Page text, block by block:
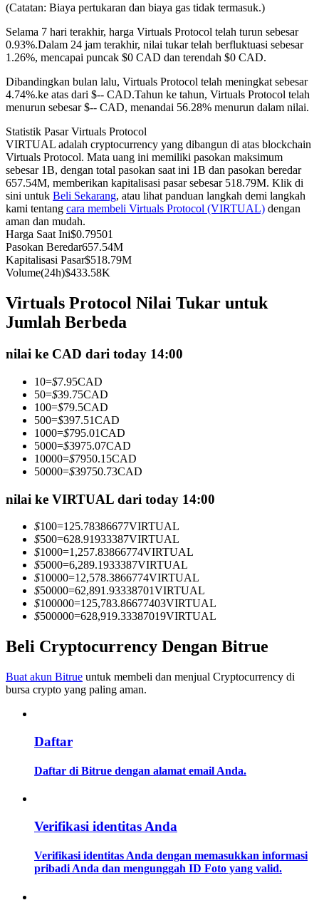
USDC Berjangka
Kontrak berjangka menggunakan USDC sebagai jaminannya
Copy Trading
Bergabunglah dengan pedagang top
Menjadi Pedagang Salinan
Nikmati pembagian keuntungan dan komisi copy trading
Informasi
Analisis data besar termasuk info perdagangan, dll.
(Catatan: Biaya pertukaran dan biaya gas tidak termasuk.)
Selama 7 hari terakhir, harga Virtuals Protocol telah turun sebesar
0.93%.Dalam 24 jam terakhir, nilai tukar telah berfluktuasi sebesar
1.26%, mencapai puncak $0 CAD dan terendah $0 CAD.
Dibandingkan bulan lalu, Virtuals Protocol telah meningkat sebesar
4.74%.ke atas dari $-- CAD.Tahun ke tahun, Virtuals Protocol telah
menurun sebesar $-- CAD, menandai 56.28% menurun dalam nilai.
Statistik Pasar Virtuals Protocol
VIRTUAL adalah cryptocurrency yang dibangun di atas blockchain
Virtuals Protocol. Mata uang ini memiliki pasokan maksimum
sebesar 1B, dengan total pasokan saat ini 1B dan pasokan beredar
657.54M, memberikan kapitalisasi pasar sebesar 518.79M. Klik di
sini untuk Beli Sekarang, atau lihat panduan langkah demi langkah
kami tentang cara membeli Virtuals Protocol (VIRTUAL) dengan
aman dan mudah.
Harga Saat Ini$0.79501
Pasokan Beredar657.54M
Kapitalisasi Pasar$518.79M
Volume(24h)$433.58K
Virtuals Protocol Nilai Tukar untuk
Jumlah Berbeda
nilai ke CAD dari today 14:00
10=$7.95CAD
50=$39.75CAD
100=$79.5CAD
500=$397.51CAD
1000=$795.01CAD
5000=$3975.07CAD
10000=$7950.15CAD
50000=$39750.73CAD
nilai ke VIRTUAL dari today 14:00
$100=125.78386677VIRTUAL
$500=628.91933387VIRTUAL
$1000=1,257.83866774VIRTUAL
$5000=6,289.1933387VIRTUAL
$10000=12,578.3866774VIRTUAL
$50000=62,891.93338701VIRTUAL
$100000=125,783.86677403VIRTUAL
$500000=628,919.33387019VIRTUAL
Beli Cryptocurrency Dengan Bitrue
Buat akun Bitrue untuk membeli dan menjual Cryptocurrency di
bursa crypto yang paling aman.
Daftar
Daftar di Bitrue dengan alamat email Anda.
Verifikasi identitas Anda
Verifikasi identitas Anda dengan memasukkan informasi
pribadi Anda dan mengunggah ID Foto yang valid.